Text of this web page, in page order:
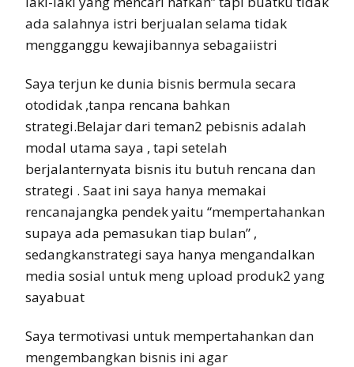
ada salahnya istri berjualan selama tidak
mengganggu kewajibannya sebagaiistri
Saya terjun ke dunia bisnis bermula secara
otodidak ,tanpa rencana bahkan
strategi.Belajar dari teman2 pebisnis adalah
modal utama saya , tapi setelah
berjalanternyata bisnis itu butuh rencana dan
strategi . Saat ini saya hanya memakai
rencanajangka pendek yaitu “mempertahankan
supaya ada pemasukan tiap bulan” ,
sedangkanstrategi saya hanya mengandalkan
media sosial untuk meng upload produk2 yang
sayabuat
Saya termotivasi untuk mempertahankan dan
mengembangkan bisnis ini agar